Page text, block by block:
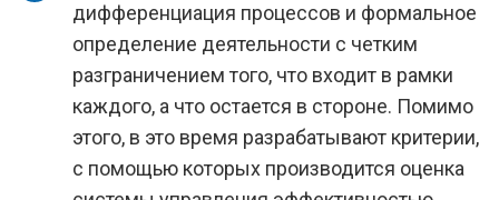
дифференциация процессов и формальное
определение деятельности с четким
разграничением того, что входит в рамки
каждого, а что остается в стороне. Помимо
этого, в это время разрабатывают критерии,
с помощью которых производится оценка